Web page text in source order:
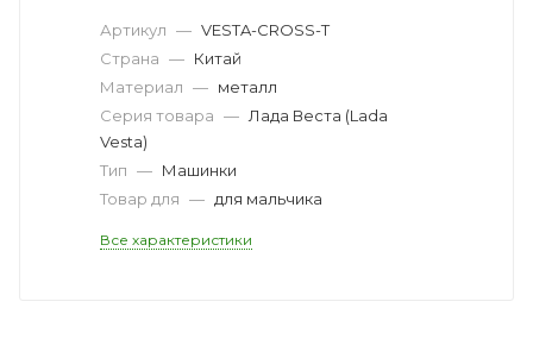
Артикул — VESTA-CROSS-T
Страна — Китай
Материал — металл
Серия товара — Лада Веста (Lada
Vesta)
Тип — Машинки
Товар для — для мальчика
Все характеристики